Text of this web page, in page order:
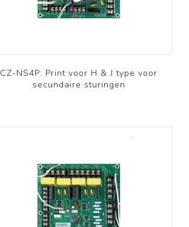
CZ-NS4P: Print voor H & J type voor
secundaire sturingen